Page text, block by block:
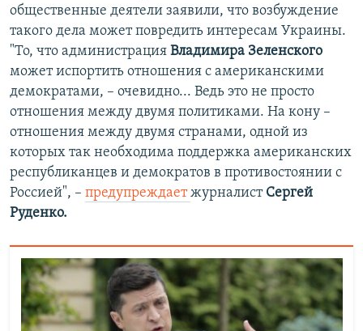
общественные деятели заявили, что возбуждение
такого дела может повредить интересам Украины.
"То, что администрация Владимира Зеленского
может испортить отношения с американскими
демократами, – очевидно... Ведь это не просто
отношения между двумя политиками. На кону –
отношения между двумя странами, одной из
которых так необходима поддержка американских
республиканцев и демократов в противостоянии с
Россией", – предупреждаетжурналист Сергей
Руденко.